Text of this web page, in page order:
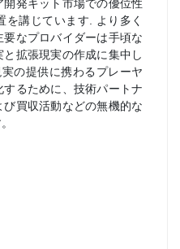
発キット市場での優位性
講じています. より多く
なプロバイダーは手頃な
拡張現実の作成に集中し
の提供に携わるプレーヤ
るために、技術パートナ
買収活動などの無機的な